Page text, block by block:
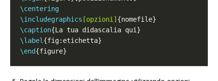
\centering
\includegraphics [opzioni]
\caption
\label
\end